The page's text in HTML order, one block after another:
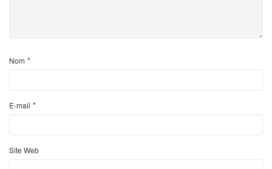
Nom *
E-mail *
Site Web